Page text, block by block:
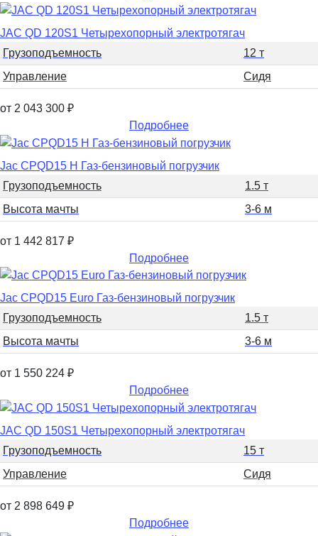
JAC QD 120S1 Четырехопорный электротягач
Грузоподъемность
12 т
Управление
Сидя
от 2 043 300 ₽
Подробнее
Jac CPQD15 H Газ-бензиновый погрузчик
Грузоподъемность
1.5 т
Высота мачты
3-6 м
от 1 442 817 ₽
Подробнее
Jac CPQD15 Euro Газ-бензиновый погрузчик
Грузоподъемность
1.5 т
Высота мачты
3-6 м
от 1 550 224 ₽
Подробнее
JAC QD 150S1 Четырехопорный электротягач
Грузоподъемность
15 т
Управление
Сидя
от 2 898 649 ₽
Подробнее